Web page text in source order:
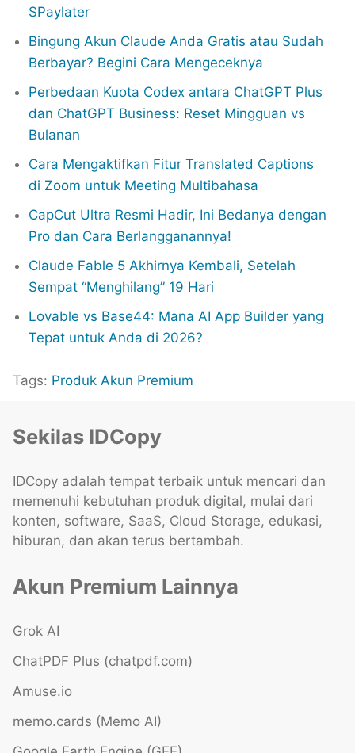
SPaylater
Bingung Akun Claude Anda Gratis atau Sudah
Berbayar? Begini Cara Mengeceknya
Perbedaan Kuota Codex antara ChatGPT Plus
dan ChatGPT Business: Reset Mingguan vs
Bulanan
Cara Mengaktifkan Fitur Translated Captions
di Zoom untuk Meeting Multibahasa
CapCut Ultra Resmi Hadir, Ini Bedanya dengan
Pro dan Cara Berlangganannya!
Claude Fable 5 Akhirnya Kembali, Setelah
Sempat “Menghilang” 19 Hari
Lovable vs Base44: Mana AI App Builder yang
Tepat untuk Anda di 2026?
Tags: Produk Akun Premium
Sekilas IDCopy
IDCopy adalah tempat terbaik untuk mencari dan
memenuhi kebutuhan produk digital, mulai dari
konten, software, SaaS, Cloud Storage, edukasi,
hiburan, dan akan terus bertambah.
Akun Premium Lainnya
Grok AI
ChatPDF Plus (chatpdf.com)
Amuse.io
memo.cards (Memo AI)